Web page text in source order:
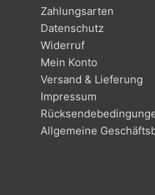
Zahlungsarten
Datenschutz
Widerruf
Mein Konto
Versand & Lieferung
Impressum
Allgemeine